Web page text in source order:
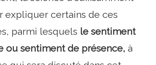
expliquer certains de ces
parmi lesquels le sentiment
ou sentiment de présence, à